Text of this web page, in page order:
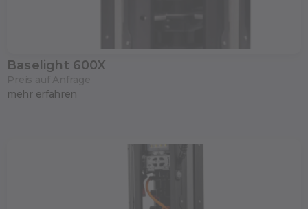
Baselight 600X
mehr erfahren